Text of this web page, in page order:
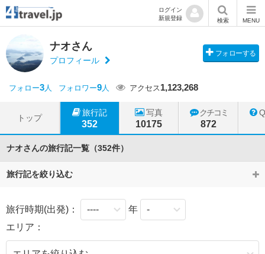
ログイン
新規登録
検索 MENU
ナオさん
プロフィール
フォローする
フォロー3人 フォロワー9人 アクセス1,123,268
トップ
旅行記
352
写真
10175
クチコミ
872
ナオさんの旅行記一覧（352件）
旅行記を絞り込む
旅行時期(出発)：
年
エリア：